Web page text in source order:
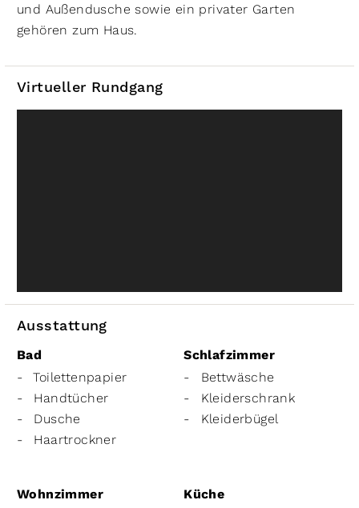
und Außendusche sowie ein privater Garten
gehören zum Haus.
Virtueller Rundgang
Ausstattung
Bad
Toilettenpapier
Handtücher
Dusche
Haartrockner
Schlafzimmer
Bettwäsche
Kleiderschrank
Kleiderbügel
Wohnzimmer
Küche